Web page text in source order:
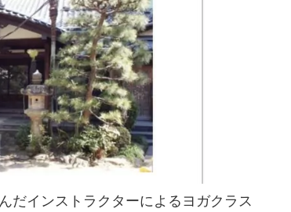
だインストラクターによるヨガクラス